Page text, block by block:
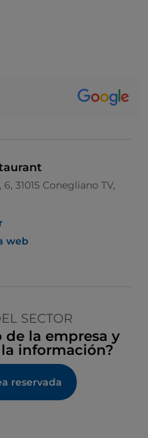
31015 Conegliano TV,
web
SECTOR
de la empresa y
información?
reservada